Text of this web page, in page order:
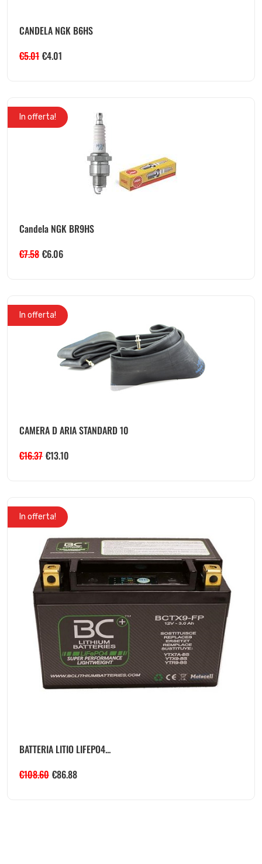
CANDELA NGK B6HS
€5.01 €4.01
In offerta!
Candela NGK BR9HS
€7.58 €6.06
In offerta!
CAMERA D ARIA STANDARD 10
€16.37 €13.10
In offerta!
BATTERIA LITIO LIFEPO4...
€108.60 €86.88